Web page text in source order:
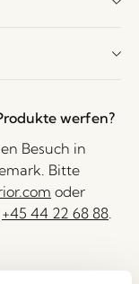
werfen?
Besuch in
Bitte
oder
+45 44 22 68 88.